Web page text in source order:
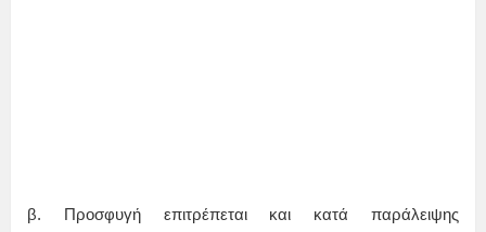
β. Προσφυγή επιτρέπεται και κατά παράλειψης